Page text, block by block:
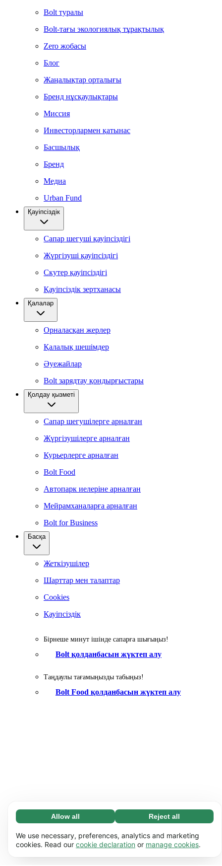
Necessary (65)
Necessary cookies help make our website usable
by enabling basic functions, e.g. page navigation.
Learn more
Allow all Reject all
We use necessary, preferences, analytics and marketing
cookies. Read our cookie declaration or manage cookies.
Bolt туралы
Bolt-тағы экологиялық тұрақтылық
Zero жобасы
Блог
Жаңалықтар орталығы
Бренд нұсқаулықтары
Миссия
Инвесторлармен қатынас
Басшылық
Бренд
Медиа
Urban Fund
Қауіпсіздік
Сапар шегуші қауіпсіздігі
Жүргізуші қауіпсіздігі
Скутер қауіпсіздігі
Қауіпсіздік зертханасы
Қалалар
Орналасқан жерлер
Қалалық шешімдер
Әуежайлар
Bolt зарядтау қондырғыстары
Қолдау қызметі
Сапар шегушілерге арналған
Жүргізушілерге арналған
Курьерлерге арналған
Bolt Food
Автопарк иелеріне арналған
Мейрамханаларға арналған
Bolt for Business
Басқа
Жеткізушілер
Шарттар мен талаптар
Cookies
Қауіпсіздік
Бірнеше минут ішінде сапарға шығыңыз!
Bolt қолданбасын жүктеп алу
Таңдаулы тағамыңызды табыңыз!
Bolt Food қолданбасын жүктеп алу